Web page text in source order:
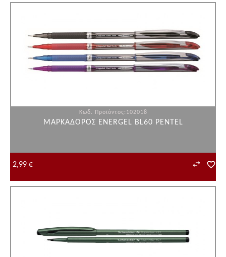
Κωδ. Προϊόντος:102018
ΜΑΡΚΑΔΟΡΟΣ ΕNERGEL BL60 PENTEL
2,99 €